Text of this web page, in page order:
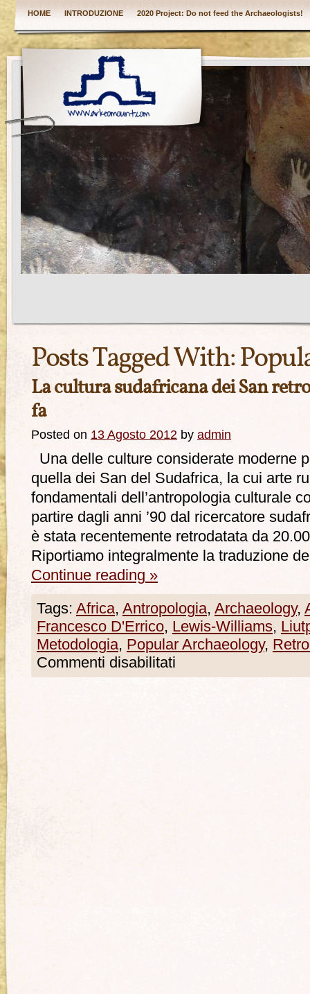
HOME INTRODUZIONE 2020 Project: Do not feed the Archaeologists!
Posts Tagged With:
La cultura sudafricana dei San
fa
Posted on 13 Agosto 2012 by admin
Una delle culture considerate moderne
quella dei San del Sudafrica, la cui arte
fondamentali dell’antropologia culturale
partire dagli anni ’90 dal ricercatore
è stata recentemente retrodatata da
Riportiamo integralmente la traduzione
Continue reading »
Tags: Africa, Antropologia, Archaeology,
Francesco D'Errico, Lewis-Williams,
Metodologia, Popular Archaeology,
Commenti disabilitati